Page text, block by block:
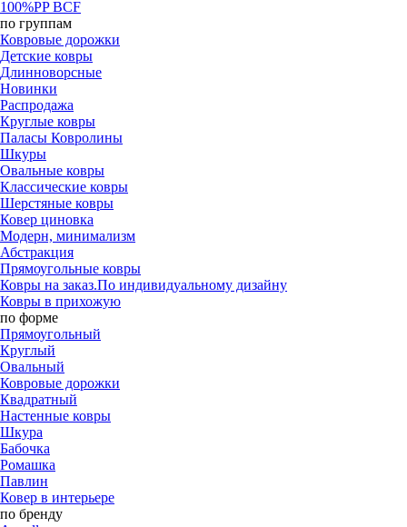
100%PP BCF
по группам
Ковровые дорожки
Детские ковры
Длинноворсные
Новинки
Распродажа
Круглые ковры
Паласы Ковролины
Шкуры
Овальные ковры
Классические ковры
Шерстяные ковры
Ковер циновка
Модерн, минимализм
Абстракция
Прямоугольные ковры
Ковры на заказ.По индивидуальному дизайну
Ковры в прихожую
по форме
Прямоугольный
Круглый
Овальный
Ковровые дорожки
Квадратный
Настенные ковры
Шкура
Бабочка
Ромашка
Павлин
Ковер в интерьере
по бренду